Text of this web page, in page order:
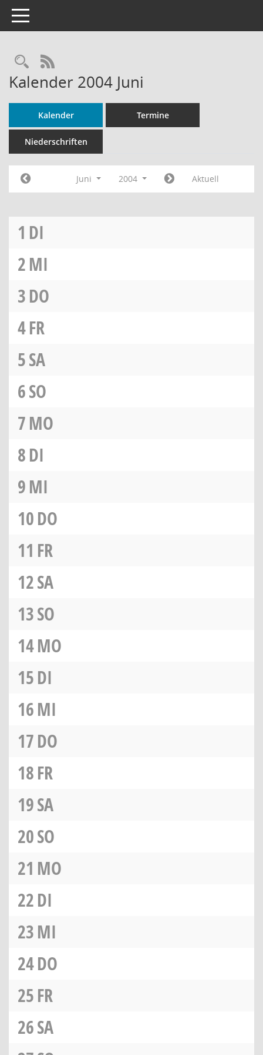
Toggle navigation
Rechercheauswahl
RSS-Feed
Kalender 2004 Juni
Kalender Termine
Niederschriften
Juni 2004 Aktuell
1 DI
2MI
3DO
4FR
5SA
6SO
7MO
8DI
9MI
10DO
11 FR
12SA
13SO
14MO
15DI
16MI
17DO
18FR
19SA
20SO
21 MO
22DI
23MI
24DO
25FR
26SA